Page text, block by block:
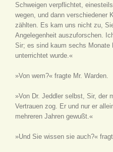
Schweigen verpflichtet,
wegen, und dann verschiedener
zählten. Es kam uns nicht zu,
Angelegenheit auszuforschen.
Sir; es sind kaum sechs Monate
unterrichtet wurde.«
»Von wem?« fragte Mr. Warden.
»Von Dr. Jeddler selbst, Sir, der
Vertrauen zog. Er und nur er
mehreren Jahren gewußt.«
»Und Sie wissen sie auch?«